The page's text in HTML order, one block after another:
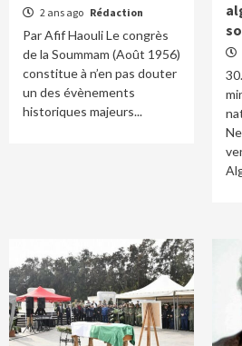
2 ans ago Rédaction
Par Afif Haouli Le congrès
de la Soummam (Août 1956)
constitue à n’en pas douter
un des évènements
historiques majeurs...